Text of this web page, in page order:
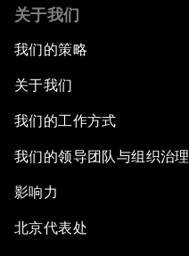
关于我们
我们的策略
关于我们
我们的工作方式
我们的领导团队与组织治理
影响力
北京代表处